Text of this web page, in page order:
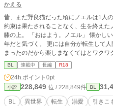
かえる
昔、まだ野良猫だった頃にノエルは1人の少年
約束は果たされることなく、生を終え
膝の上。 「おはよう。ノエル」 懐かしい名前で呼ばれ、イケメンが成長した少
年だと気づく。 更には自分が転生して人間になっていた。 折角第2の人生が始
まったのだから楽しまなくてはとワク
のを拒む。 子供時代と変わらない泣き虫、情緒不安定、我儘な姿にノエルは困
ったものだと感じながらも、ふと見せる暗い瞳に
た分今甘やかすかと流されるノエルはイケメ
トップに立つ異色の魔王。 それがイケメンの現在の姿。 勇者なんか知らん。俺
様が最優先ですることはもふもふの排除だ！！ ノエルにメスが寄る
BL 連載中 長編 R18
24h.ポイント 0pt
小説 228,849 位 / 228,849件 BL
BL 異世界 転生 溺愛 引きこ